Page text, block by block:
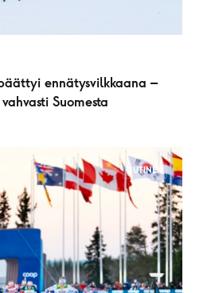
ennätysvilkkaana –
Suomesta
UUTINEN